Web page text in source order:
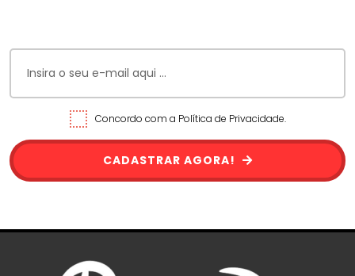
Concordo com a Política de Privacidade.
CADASTRAR AGORA!